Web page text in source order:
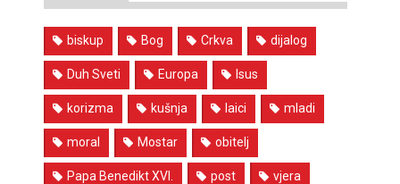
biskup Bog Crkva dijalog
Duh Sveti Europa Isus
korizma kušnja laici mladi
moral Mostar obitelj
Papa Benedikt XVI. post vjera